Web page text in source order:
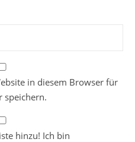
in diesem Browser für
speichern.
hinzu! Ich bin